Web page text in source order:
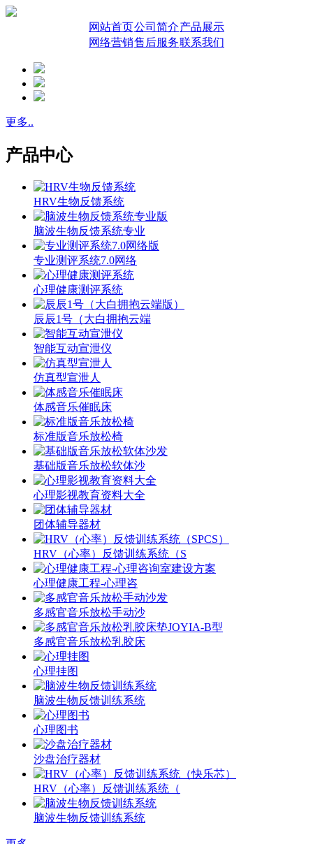
网站首页公司简介产品展示
网络营销售后服务联系我们
更多..
产品中心
HRV生物反馈系统
脑波生物反馈系统专业
专业测评系统7.0网络
心理健康测评系统
辰辰1号（大白拥抱云端
智能互动宣泄仪
仿真型宣泄人
体感音乐催眠床
标准版音乐放松椅
基础版音乐放松软体沙
心理影视教育资料大全
团体辅导器材
HRV（心率）反馈训练系统（S
心理健康工程-心理咨
多感官音乐放松手动沙
多感官音乐放松乳胶床
心理挂图
脑波生物反馈训练系统
心理图书
沙盘治疗器材
HRV（心率）反馈训练系统（
脑波生物反馈训练系统